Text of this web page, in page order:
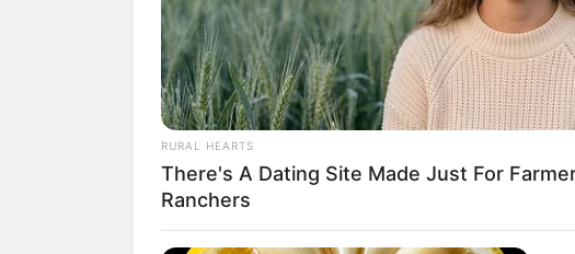
โชคลาภจะมาจากคนเสียชีวิตวันนี้ท่
สัมผัสกับผู้ติดเชื้อ ด้านการเงินไม่คว
เนื้อเชื่อใจ ด้านความรักไม่สู้ดีนัก น้อ
แบกรับภาระงานแทนคนอื่น
คนวันพฤหัสบดี
ไพ่ประจำวันของท่าน คือ ไพ่สังคม
RURAL HEARTS
There's A Dating Site Made Just For
Ranchers